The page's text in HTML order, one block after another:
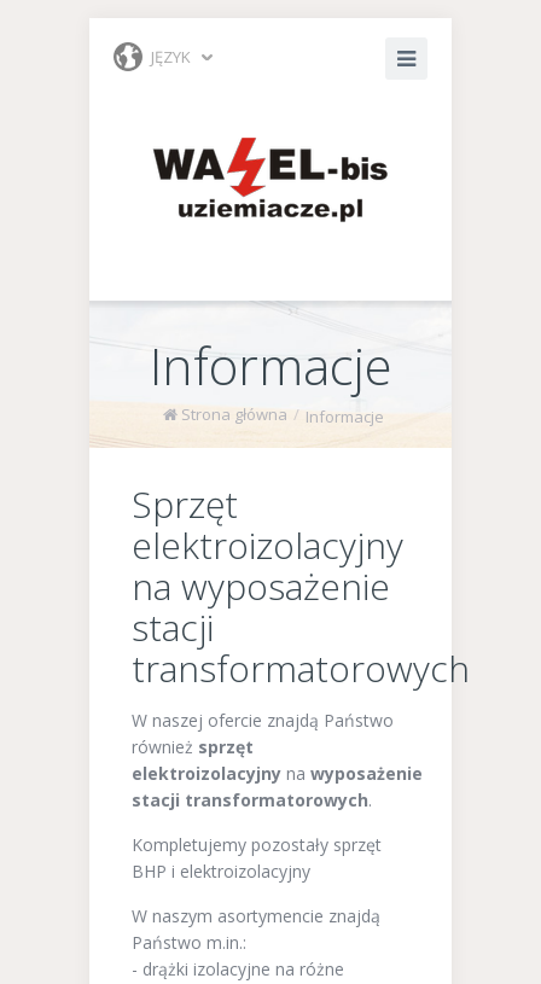
JĘZYK
Informacje
Strona główna / Informacje
Sprzęt
elektroizolacyjny
na wyposażenie
stacji
transformatorowych
W naszej ofercie znajdą Państwo
również sprzęt
elektroizolacyjny na wyposażenie
stacji transformatorowych.
Kompletujemy pozostały sprzęt
BHP i elektroizolacyjny
W naszym asortymencie znajdą
Państwo m.in.:
- drążki izolacyjne na różne